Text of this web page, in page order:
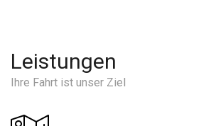
Leistungen
Ihre Fahrt ist unser Ziel